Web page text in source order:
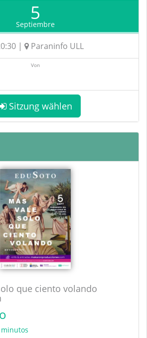
5
Septiembre
| Paraninfo ULL
Von
Sitzung wählen
que ciento volando